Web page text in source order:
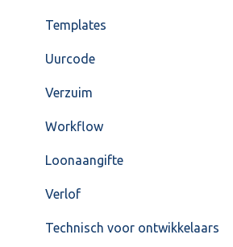
Templates
Uurcode
Verzuim
Workflow
Loonaangifte
Verlof
Technisch voor ontwikkelaars